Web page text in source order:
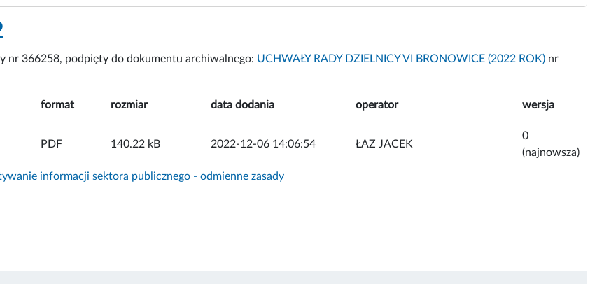
nr 366258, podpięty do dokumentu archiwalnego: UCHWAŁY RADY DZIELNICY VI BRONOWICE (2022 ROK) nr
format rozmiar data dodania operator wersja
ZAŁĄCZNIK
PDF 140.22 kB 2022-12-06 14:06:54 ŁAZ JACEK
0
(najnowsza)
informacji sektora publicznego - odmienne zasady